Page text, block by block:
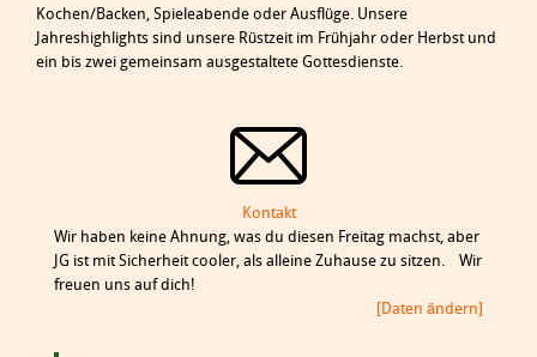
Kochen/Backen, Spieleabende oder Ausflüge. Unsere
Jahreshighlights sind unsere Rüstzeit im Frühjahr oder Herbst und
ein bis zwei gemeinsam ausgestaltete Gottesdienste.
Kontakt
Wir haben keine Ahnung, was du diesen Freitag machst, aber
JG ist mit Sicherheit cooler, als alleine Zuhause zu sitzen. Wir
freuen uns auf dich!
[Daten ändern]